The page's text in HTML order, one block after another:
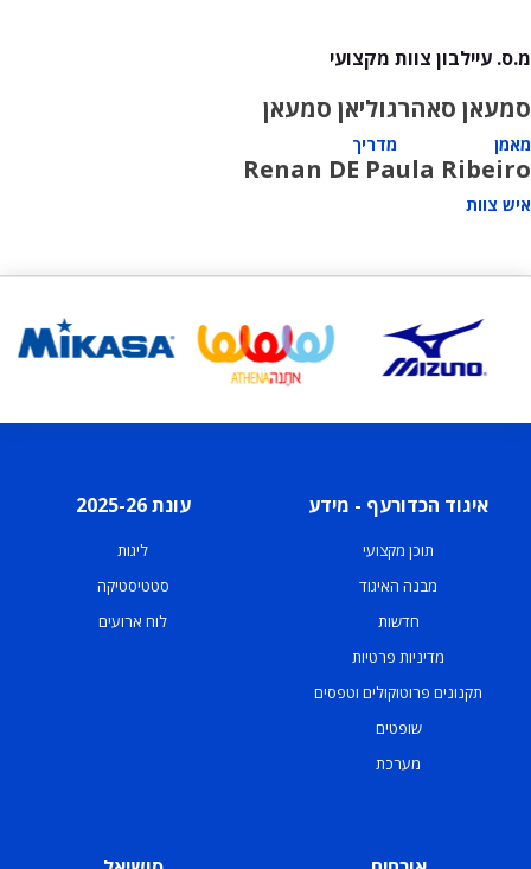
מ.ס. עיילבון צוות מקצועי
סמעאן סאהר
מאמן
גוליאן סמעאן
מדריך
Renan DE Paula Ribeiro
איש צוות
איגוד הכדורעף - מידע
תוכן מקצועי
מבנה האיגוד
חדשות
מדיניות פרטיות
תקנונים פרוטוקולים וטפסים
שופטים
מערכת
עונת 2025-26
ליגות
סטטיסטיקה
לוח ארועים